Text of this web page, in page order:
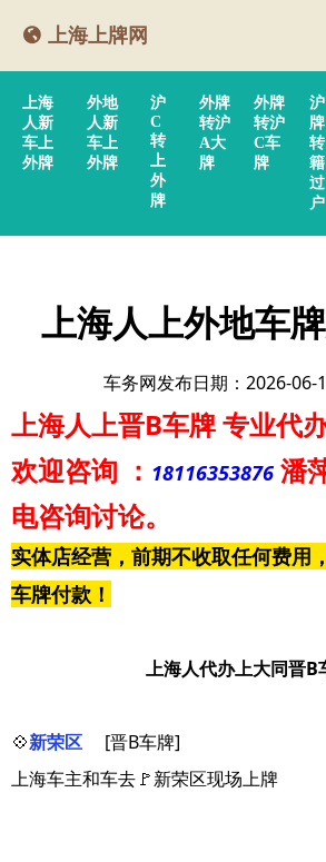
上海上牌网
上海
人新
车上
外牌
外地
人新
车上
外牌
沪
C
转
上
外
牌
外牌
转沪
A大
牌
外牌
转沪
C车
牌
沪
牌
转
籍
过
户
上海人上外地车
车务网发布日期：2026-06-
上海人上晋B车牌专业代
欢迎咨询 ： 18116353876 潘
电咨询讨论。
实体店经营，前期不收取任何费用
车牌付款！
上海人代办上大同晋B
💠新荣区
[晋B车牌]
上海车主和车去🚩新荣区现场上牌